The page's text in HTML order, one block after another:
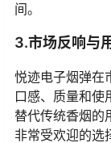
间。
3.市场反响与
悦迹电子烟弹在
口感、质量和使
替代传统香烟的
非常受欢迎的选